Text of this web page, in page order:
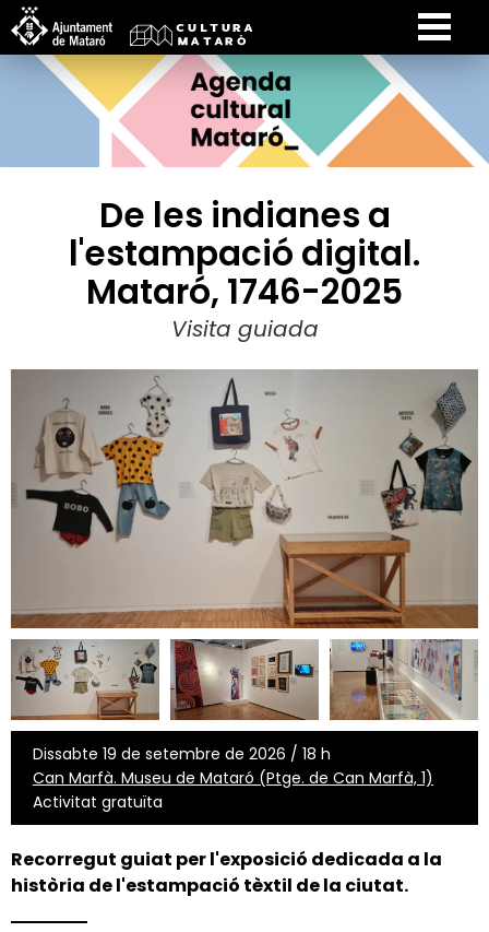
De les indianes a
l'estampació digital.
Mataró, 1746-2025
Visita guiada
Dissabte 19 de setembre de 2026 / 18 h
Can Marfà. Museu de Mataró (Ptge. de Can Marfà, 1)
Activitat gratuïta
Recorregut guiat per l'exposició dedicada a la
història de l'estampació tèxtil de la ciutat.